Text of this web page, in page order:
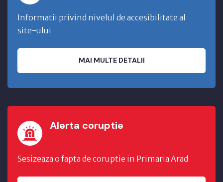
Informatii privind nivelul de accesibilitate al
site-ului
MAI MULTE DETALII
Alerta coruptie
Sesizeaza o fapta de coruptie in Primaria Arad